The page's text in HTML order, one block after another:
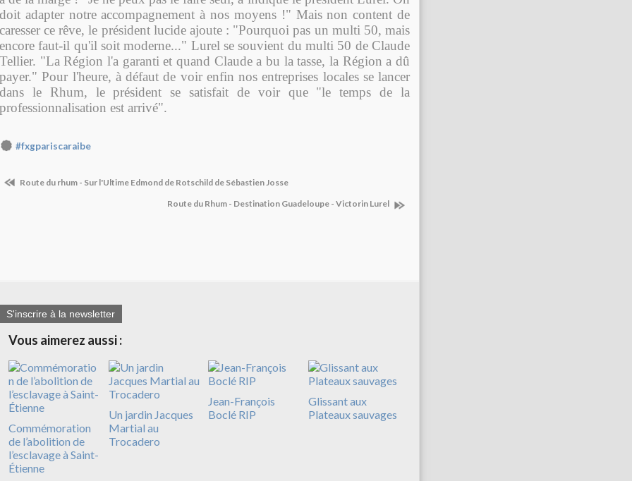
doit adapter notre accompagnement à nos moyens !" Mais non content de
caresser ce rêve, le président lucide ajoute : "Pourquoi pas un multi 50, mais
encore faut-il qu'il soit moderne..." Lurel se souvient du multi 50 de Claude
Tellier. "La Région l'a garanti et quand Claude a bu la tasse, la Région a dû
payer." Pour l'heure, à défaut de voir enfin nos entreprises locales se lancer
dans le Rhum, le président se satisfait de voir que "le temps de la
professionnalisation est arrivé".
#fxgpariscaraibe
Route du rhum - Sur l'Ultime Edmond de Rotschild de Sébastien Josse
Route du Rhum - Destination Guadeloupe - Victorin Lurel
S'inscrire à la newsletter
Vous aimerez aussi :
Commémoration
de l’abolition de
l’esclavage à Saint-
Étienne
Un jardin Jacques
Martial au
Trocadero
Jean-François
Boclé RIP
Glissant aux
Plateaux sauvages